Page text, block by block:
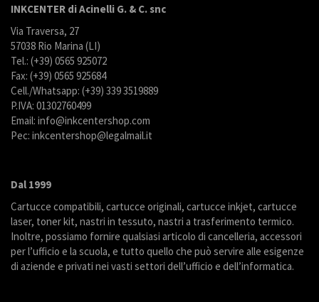
INKCENTER di Acinelli G. & C. snc
Via Traversa, 27
57038 Rio Marina (LI)
Tel.: (+39) 0565 925072
Fax: (+39) 0565 925684
Cell./Whatsapp: (+39) 339 3519889
P.IVA: 01302760499
Email: info@inkcentershop.com
Pec: inkcentershop@legalmail.it
Dal 1999
Cartucce compatibili, cartucce originali, cartucce inkjet, cartucce
laser, toner kit, nastri in tessuto, nastri a trasferimento termico.
Inoltre, possiamo fornire qualsiasi articolo di cancelleria, accessori
per l’ufficio e la scuola, e tutto quello che può servire alle esigenze
di aziende e privati nei vasti settori dell’ufficio e dell’informatica.